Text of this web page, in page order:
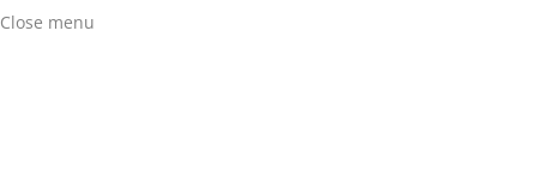
Close menu